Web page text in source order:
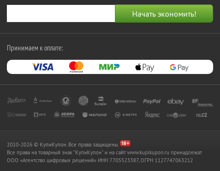
Принимаем к оплате:
2010-2026 © КупиКупон. Все права защищены.
Все права на товарный знак "КупиКупон" и на сайт www.kupikupon.ru принадлежат
OOO «Агентство цифровых решений» ИНН 7705523387, ОГРН 1127747063212